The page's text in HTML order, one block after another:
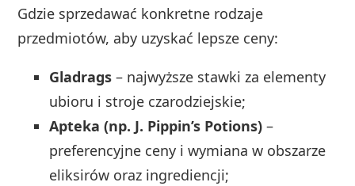
Gdzie sprzedawać konkretne rodzaje
przedmiotów, aby uzyskać lepsze ceny:
Gladrags – najwyższe stawki za elementy
ubioru i stroje czarodziejskie;
Apteka (np. J. Pippin’s Potions) –
preferencyjne ceny i wymiana w obszarze
eliksirów oraz ingrediencji;